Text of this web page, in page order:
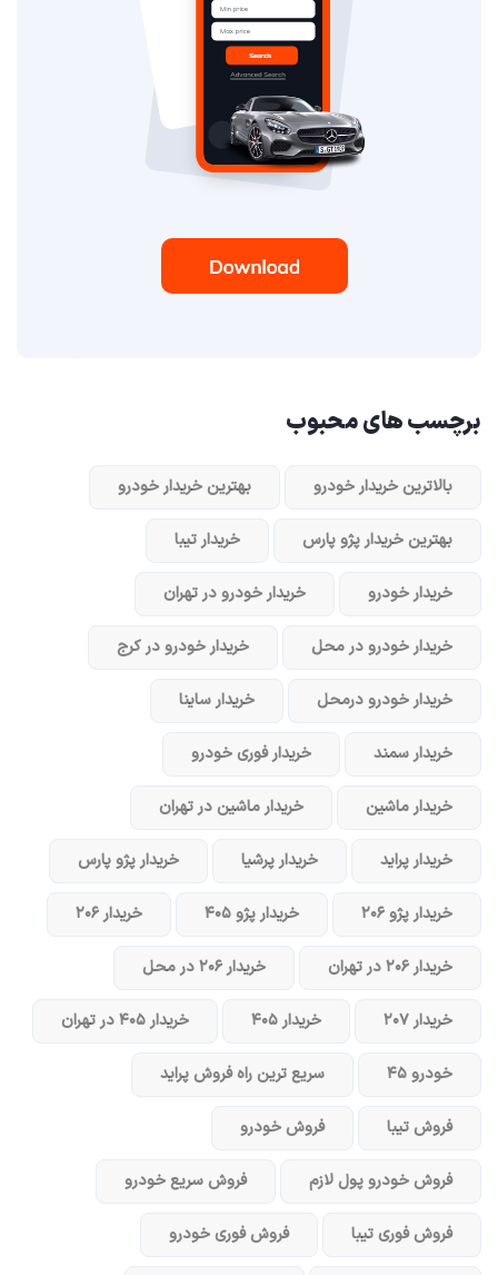
برچسب های محبوب
بالاترین خریدار خودرو بهترین خریدار خودرو
بهترین خریدار پژو پارس خریدار تیبا
خریدار خودرو خریدار خودرو در تهران
خریدار خودرو در محل خریدار خودرو در کرج
خریدار خودرو در‌محل خریدار ساینا
خریدار سمند خریدار فوری خودرو
خریدار ماشین خریدار ماشین در تهران
خریدار پراید خریدار پرشیا خریدار پژو پارس
خریدار پژو ۲۰۶ خریدار پژو ۴۰۵ خریدار ۲۰۶
خریدار ۲۰۶ در تهران خریدار ۲۰۶ در محل
خریدار ۲۰۷ خریدار ۴۰۵ خریدار ۴۰۵ در تهران
خودرو ۴۵ سریع ترین راه فروش پراید
فروش تیبا فروش خودرو
فروش خودرو پول لازم فروش سریع خودرو
فروش فوری تیبا فروش فوری خودرو